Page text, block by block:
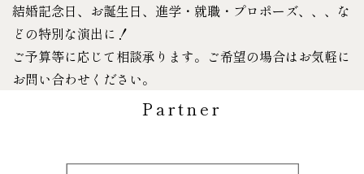
結婚記念日、お誕生日、進学・就職・プロポーズ、、、な
どの特別な演出に！
ご予算等に応じて相談承ります。ご希望の場合はお気軽に
お問い合わせください。
Partner